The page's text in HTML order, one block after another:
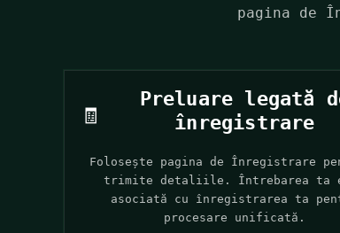
pagina de
🧾
Preluare legată
înregistrare
Folosește pagina de Înregistrare
trimite detaliile. Întrebarea ta
asociată cu înregistrarea ta
procesare unificată.